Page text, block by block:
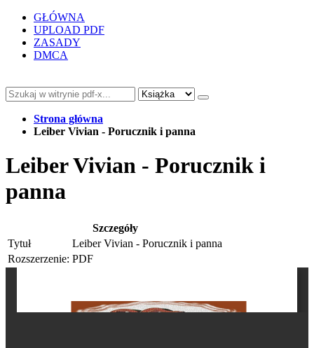
GŁÓWNA
UPLOAD PDF
ZASADY
DMCA
Strona główna
Leiber Vivian - Porucznik i panna
Leiber Vivian - Porucznik i
panna
Szczegóły
Tytuł
Leiber Vivian - Porucznik i panna
Rozszerzenie: PDF